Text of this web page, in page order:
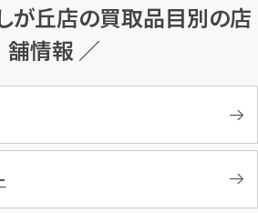
が丘店の買取品目別の店
舗情報 ／